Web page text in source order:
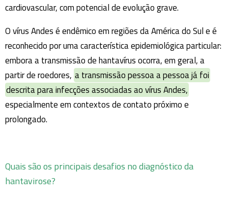
cardiovascular, com potencial de evolução grave.
O vírus Andes é endêmico em regiões da América do Sul e é
reconhecido por uma característica epidemiológica particular:
embora a transmissão de hantavírus ocorra, em geral, a
partir de roedores, a transmissão pessoa a pessoa já foi
descrita para infecções associadas ao vírus Andes,
especialmente em contextos de contato próximo e
prolongado.
Quais são os principais desafios no diagnóstico da
hantavirose?